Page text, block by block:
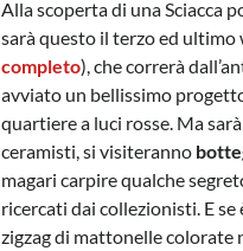
Alla scoperta di una Sciacca
sarà questo il terzo ed ultimo
completo), che correrà
avviato un bellissimo
quartiere a luci rosse. Ma
ceramisti, si visiteranno
magari carpire qualche
ricercati dai collezionisti. E
zigzag di mattonelle colorate